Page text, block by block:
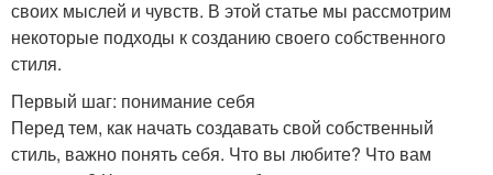
своих мыслей и чувств. В этой статье мы рассмотрим
некоторые подходы к созданию своего собственного
стиля.
Первый шаг: понимание себя
Перед тем, как начать создавать свой собственный
стиль, важно понять себя. Что вы любите? Что вам